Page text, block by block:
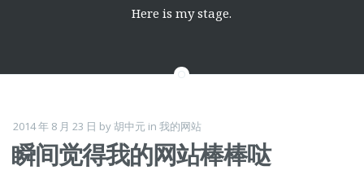
Here is my stage.
2014 年 8 月 23 日 by胡中元 in 我的网站
瞬间觉得我的网站棒棒哒